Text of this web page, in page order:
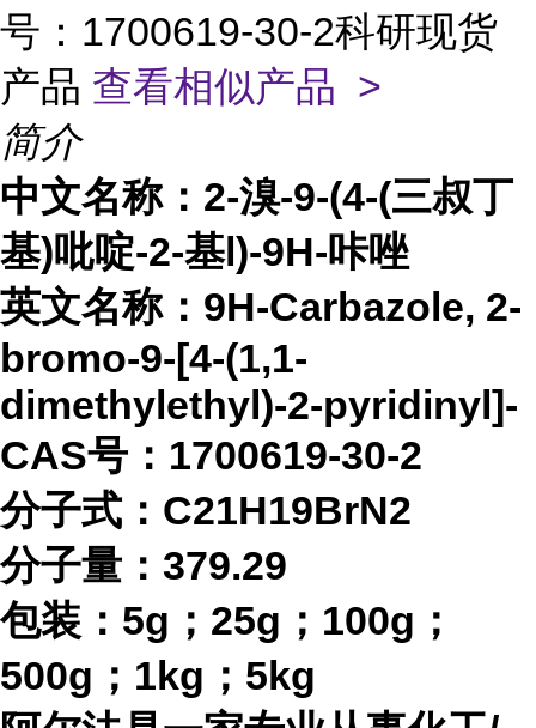
号：1700619-30-2科研现货
产品 查看相似产品 >
简介
中文名称： 2-溴-9-(4-(三叔丁
基)吡啶-2-基l)-9H-咔唑
英文名称： 9H-Carbazole, 2-
bromo-9-[4-(1,1-
dimethylethyl)-2-pyridinyl]-
CAS号：1700619-30-2
分子式： C21H19BrN2
分子量： 379.29
包装： 5g；25g；100g；
500g；1kg；5kg